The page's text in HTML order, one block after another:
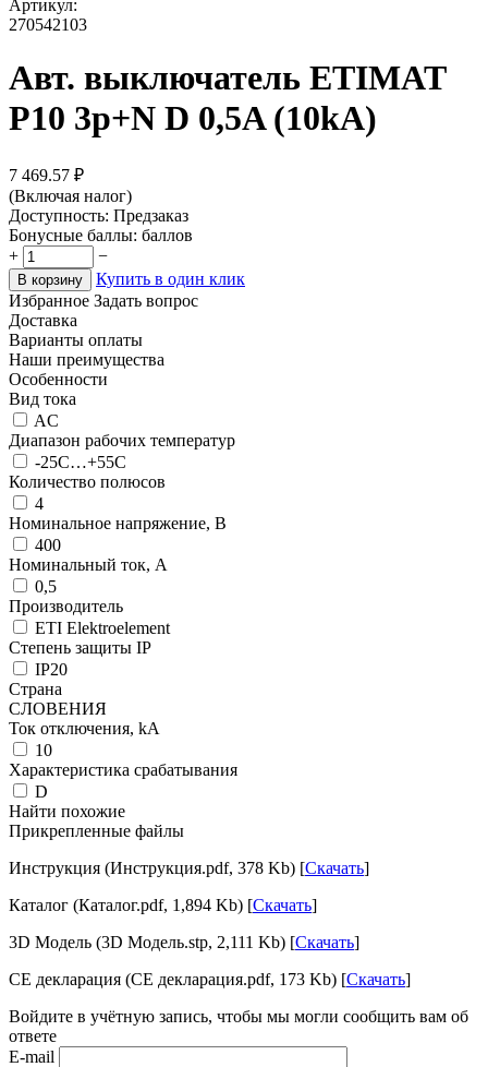
Артикул:
270542103
Авт. выключатель ETIMAT
P10 3p+N D 0,5A (10kA)
7 469.57 ₽
(Включая налог)
Доступность: Предзаказ
Бонусные баллы: баллов
+
−
В корзину
Купить в один клик
Избранное Задать вопрос
Доставка
Варианты оплаты
Наши преимущества
Особенности
Вид тока
AC
Диапазон рабочих температур
-25C…+55C
Количество полюсов
4
Номинальное напряжение, В
400
Номинальный ток, А
0,5
Производитель
ETI Elektroelement
Степень защиты IP
IP20
Страна
СЛОВЕНИЯ
Ток отключения, kА
10
Характеристика срабатывания
D
Найти похожие
Прикрепленные файлы
Инструкция (Инструкция.pdf, 378 Kb) [Скачать]
Каталог (Каталог.pdf, 1,894 Kb) [Скачать]
3D Модель (3D Модель.stp, 2,111 Kb) [Скачать]
CE декларация (CE декларация.pdf, 173 Kb) [Скачать]
Войдите в учётную запись, чтобы мы могли сообщить вам об
ответе
E-mail